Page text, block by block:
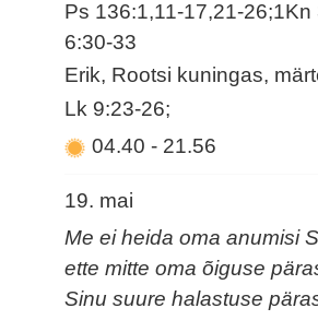
Ps 136:1,11-17,21-26;1Kn
6:30-33
Erik, Rootsi kuningas,
Lk 9:23-26;
04.40- 21.56
19. mai
Me ei heida oma anumisi
ette mitte oma õiguse
Sinu suure halastuse